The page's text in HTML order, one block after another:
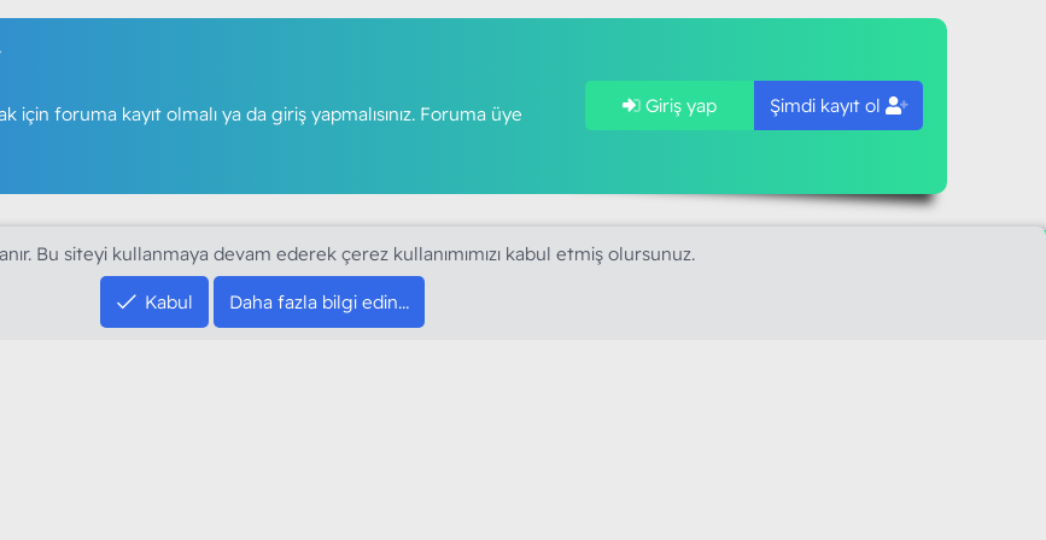
foruma kayıt olmalı ya da giriş yapmalısınız. Foruma üye
Giriş yap Şimdi kayıt ol
SOSYAL MEDYA HESAPLARIMIZ
Bu siteyi kullanmaya devam ederek çerez kullanımımızı kabul etmiş olursunuz.
Kabul Daha fazla bilgi edin…